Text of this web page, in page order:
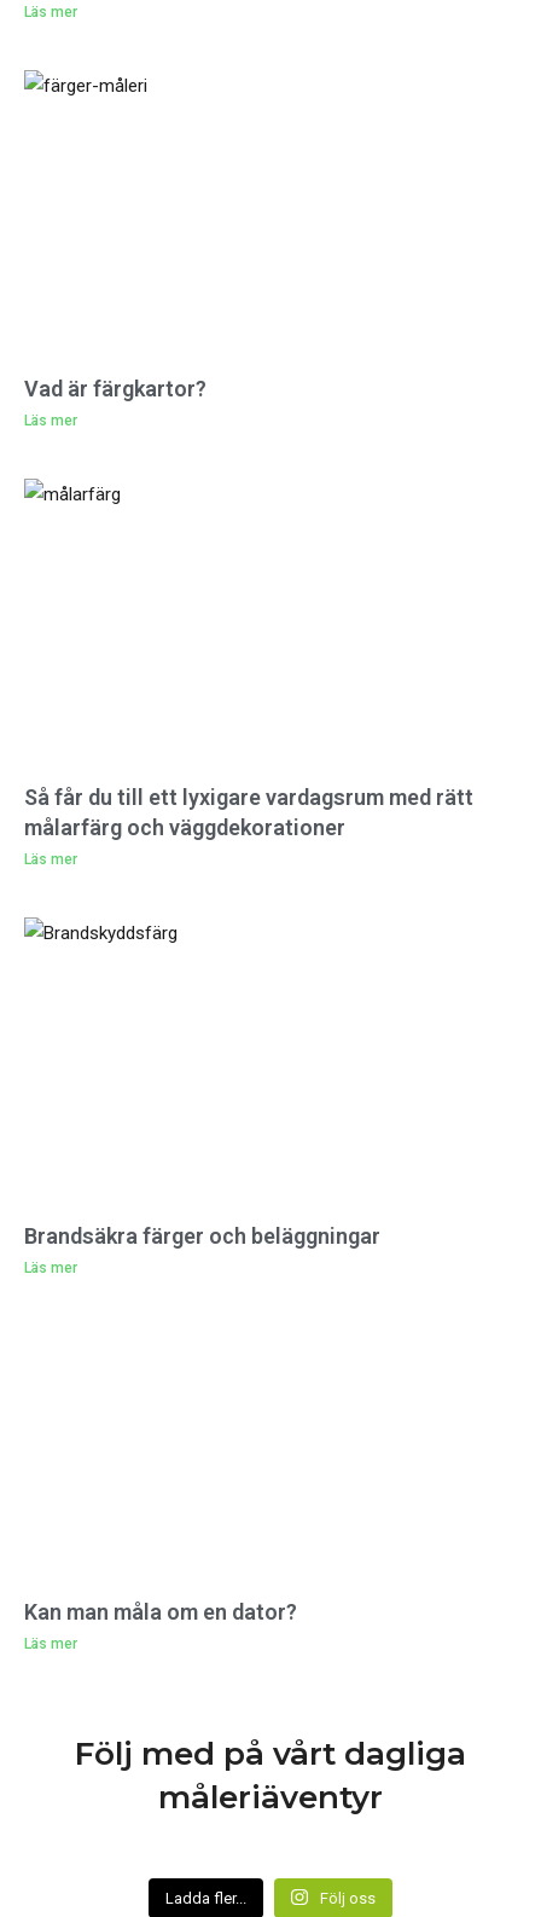
Läs mer
Vad är färgkartor?
Läs mer
Så får du till ett lyxigare vardagsrum med rätt
målarfärg och väggdekorationer
Läs mer
Brandsäkra färger och beläggningar
Läs mer
Kan man måla om en dator?
Läs mer
Följ med på vårt dagliga
måleriäventyr
Ladda fler... Följ oss